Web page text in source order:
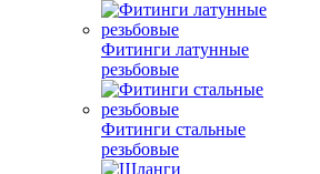
Фитинги латунные
резьбовые
Фитинги стальные
резьбовые